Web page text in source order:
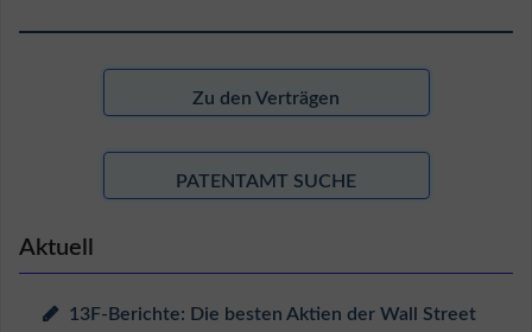
Zu den Verträgen
PATENTAMT SUCHE
Aktuell
13F-Berichte: Die besten Aktien der Wall Street